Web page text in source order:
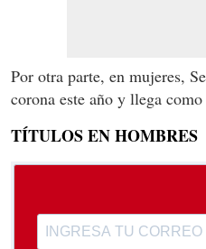
Por otra parte, en mujeres,
corona este año y llega
TÍTULOS EN HOMBRES